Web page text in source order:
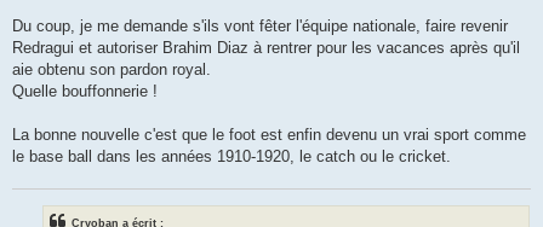
Du coup, je me demande s'ils vont fêter l'équipe nationale, faire revenir
Redragui et autoriser Brahim Diaz à rentrer pour les vacances après qu'il
aie obtenu son pardon royal.
Quelle bouffonnerie !
La bonne nouvelle c'est que le foot est enfin devenu un vrai sport comme
le base ball dans les années 1910-1920, le catch ou le cricket.
Cryoban a écrit :